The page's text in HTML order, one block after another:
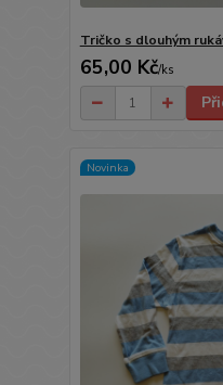
Tričko s dlouhým
65,00 Kč/ks
Novinka